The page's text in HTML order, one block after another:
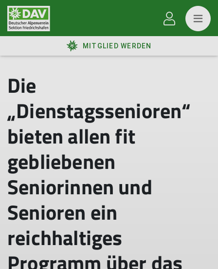
MITGLIED WERDEN
Die
„Dienstagssenioren“
bieten allen fit
gebliebenen
Seniorinnen und
Senioren ein
reichhaltiges
Programm über das